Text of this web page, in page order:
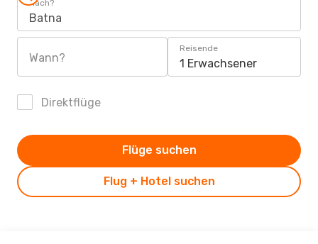
Nach?
Batna
Wann?
Reisende
1 Erwachsener
Direktflüge
Flug + Hotel suchen
Flüge suchen